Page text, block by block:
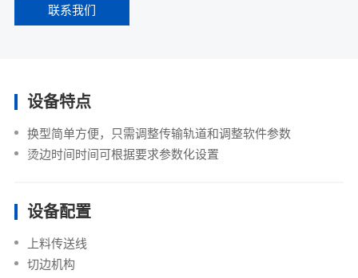
联系我们
设备特点
换型简单方便，只需调整传输轨道和调整软件参数
烫边时间时间可根据要求参数化设置
设备配置
上料传送线
切边机构